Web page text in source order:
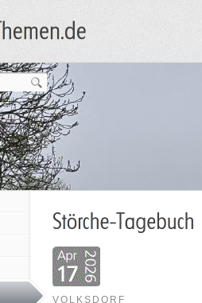
VOLKSDORF